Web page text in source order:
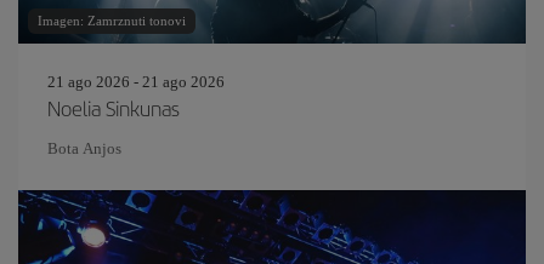
Imagen: Zamrznuti tonovi
21 ago 2026 - 21 ago 2026
Noelia Sinkunas
Bota Anjos